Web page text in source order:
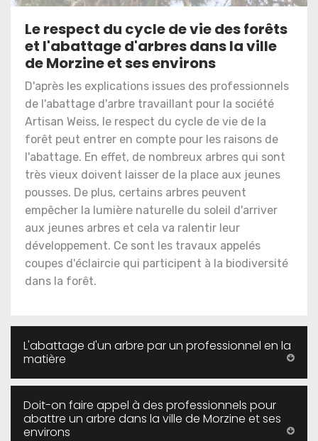
Le respect du cycle de vie des forêts
et l'abattage d'arbres dans la ville
de Morzine et ses environs
D'après les explications issues des professionnels
de l'abattage d'arbre travaillant pour la société
Artisan Weiss, le respect du cycle de vie de la
forêt peut entrer en compte pour les raisons de
l'abattage. En effet, de nombreux arbres qui sont
très vieux doivent laisser de la place aux jeunes
pousses. De plus, certains arbres peuvent
empêcher la lumière naturelle du soleil d'arriver
aux jeunes arbres et cela va ralentir leur
développement. Ce sont les travaux appelés
coupes d'éclaircie qui participent à la biodiversité
dans la forêt.
L'abattage d'un arbre par un professionnel en la
matière
Doit-on faire appel à des professionnels pour
abattre un arbre dans la ville de Morzine et ses
environs